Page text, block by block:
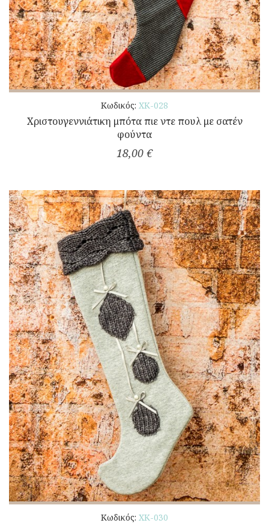
Κωδικός: ΧΚ-028
Χριστουγεννιάτικη μπότα πιε ντε πουλ με σατέν
φούντα
18,00 €
Κωδικός: ΧΚ-030